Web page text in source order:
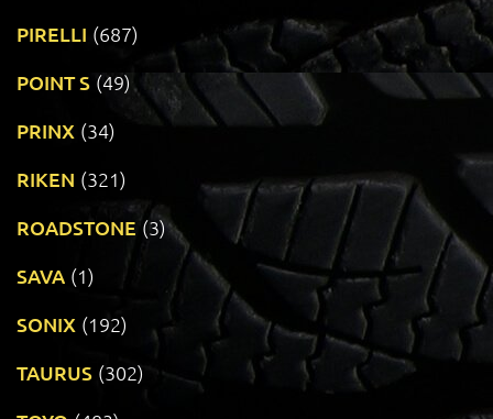
PIRELLI (687)
POINT S (49)
PRINX (34)
RIKEN (321)
ROADSTONE (3)
SAVA (1)
SONIX (192)
TAURUS (302)